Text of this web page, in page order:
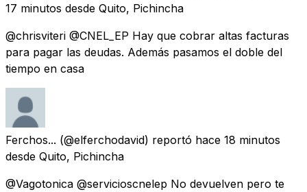
17 minutos desde Quito, Pichincha
@chrisviteri @CNEL_EP Hay que cobrar altas facturas
para pagar las deudas. Además pasamos el doble del
tiempo en casa
Ferchos... (@elferchodavid) reportó hace 18 minutos
desde Quito, Pichincha
@Vagotonica @servicioscnelep No devuelven pero te